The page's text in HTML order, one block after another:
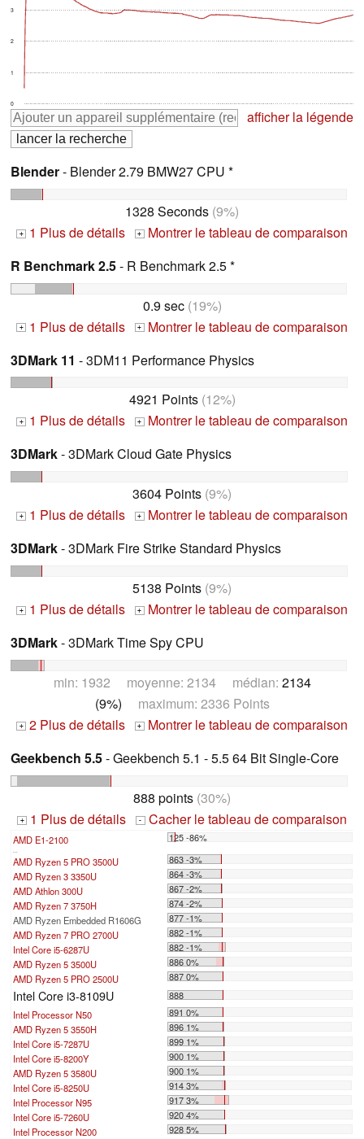
0
1
2
3
afficher la légende
Blender- Blender 2.79 BMW27 CPU *
1328 Seconds (9%)
+ 1 Plus de détails + Montrer le tableau de comparaison
R Benchmark 2.5- R Benchmark 2.5 *
0.9 sec(19%)
+ 1 Plus de détails + Montrer le tableau de comparaison
3DMark 11 - 3DM11 Performance Physics
4921 Points(12%)
+ 1 Plus de détails + Montrer le tableau de comparaison
3DMark- 3DMark Cloud Gate Physics
3604 Points (9%)
+ 1 Plus de détails + Montrer le tableau de comparaison
3DMark- 3DMark Fire Strike Standard Physics
5138 Points (9%)
+ 1 Plus de détails + Montrer le tableau de comparaison
3DMark- 3DMark Time Spy CPU
min: 1932 moyenne: 2134 médian: 2134
(9%) maximum: 2336 Points
+ 2 Plus de détails + Montrer le tableau de comparaison
Geekbench 5.5- Geekbench 5.1 - 5.5 64 Bit Single-Core
888 points (30%)
+ 1 Plus de détails - Cacher le tableau de comparaison
AMD E1-2100 125 -86%
AMD Ryzen 5 PRO 3500U
863 -3%
AMD Ryzen 3 3350U
864 -3%
AMD Athlon 300U
867 -2%
AMD Ryzen 7 3750H
874 -2%
AMD Ryzen Embedded R1606G
877 -1%
AMD Ryzen 7 PRO 2700U
882 -1%
Intel Core i5-6287U
882 -1%
AMD Ryzen 5 3500U
886 0%
AMD Ryzen 5 PRO 2500U
887 0%
Intel Core i3-8109U
888
Intel Processor N50
891 0%
AMD Ryzen 5 3550H
896 1%
Intel Core i5-7287U
899 1%
Intel Core i5-8200Y
900 1%
AMD Ryzen 5 3580U
900 1%
Intel Core i5-8250U
914 3%
Intel Processor N95
917 3%
Intel Core i5-7260U
920 4%
Intel Processor N200
928 5%